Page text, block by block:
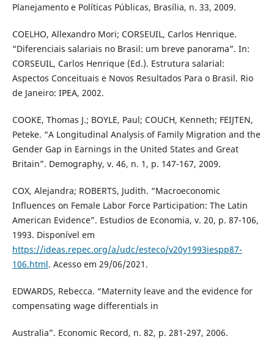
Planejamento e Políticas Públicas, Brasília, n. 33, 2009.
COELHO, Allexandro Mori; CORSEUIL, Carlos Henrique.
“Diferenciais salariais no Brasil: um breve panorama”. In:
CORSEUIL, Carlos Henrique (Ed.). Estrutura salarial:
Aspectos Conceituais e Novos Resultados Para o Brasil. Rio
de Janeiro: IPEA, 2002.
COOKE, Thomas J.; BOYLE, Paul; COUCH, Kenneth; FEIJTEN,
Peteke. “A Longitudinal Analysis of Family Migration and the
Gender Gap in Earnings in the United States and Great
Britain”. Demography, v. 46, n. 1, p. 147-167, 2009.
COX, Alejandra; ROBERTS, Judith. “Macroeconomic
Influences on Female Labor Force Participation: The Latin
American Evidence”. Estudios de Economia, v. 20, p. 87-106,
1993. Disponível em
https://ideas.repec.org/a/udc/esteco/v20y1993iespp87-
106.html. Acesso em 29/06/2021.
EDWARDS, Rebecca. “Maternity leave and the evidence for
compensating wage differentials in
Australia”. Economic Record, n. 82, p. 281-297, 2006.